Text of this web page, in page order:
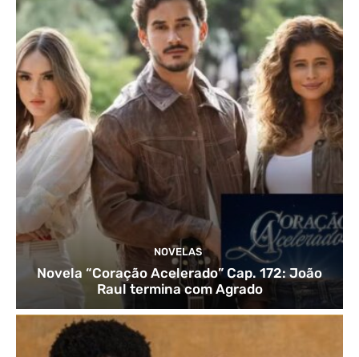
NOVELAS
Novela “Coração Acelerado” Cap. 172: João
Raul termina com Agrado